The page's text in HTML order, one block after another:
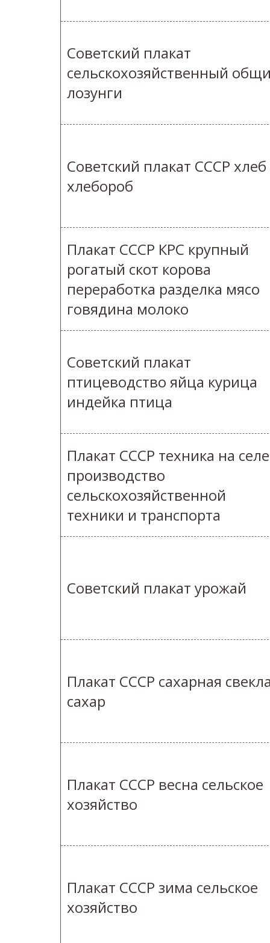
Советский плакат
сельскохозяйственный
лозунги
Советский плакат СССР хлеб
хлебороб
Плакат СССР КРС крупный
рогатый скот корова
переработка разделка мясо
говядина молоко
Советский плакат
птицеводство яйца курица
индейка птица
Плакат СССР техника на селе
производство
сельскохозяйственной
техники и транспорта
Советский плакат урожай
Плакат СССР сахарная
сахар
Плакат СССР весна сельское
хозяйство
Плакат СССР зима сельское
хозяйство